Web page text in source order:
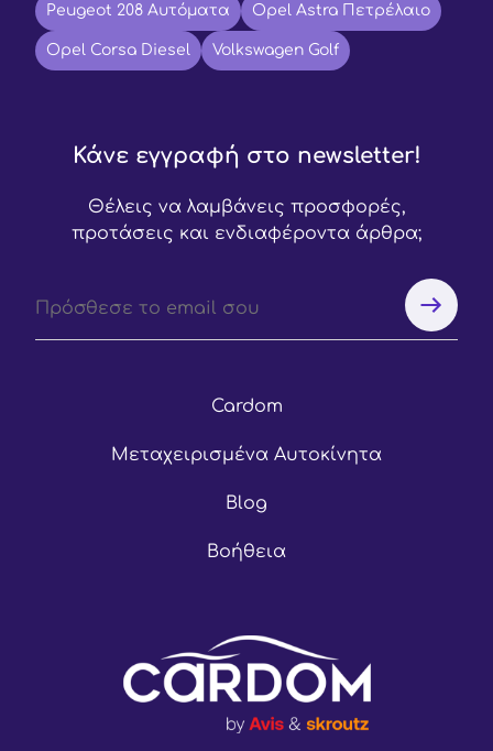
Peugeot 208 Αυτόματα Opel Astra Πετρέλαιο
Opel Corsa Diesel Volkswagen Golf
Κάνε εγγραφή στο newsletter!
Θέλεις να λαμβάνεις προσφορές,
προτάσεις και ενδιαφέροντα άρθρα;
Cardom
Μεταχειρισμένα Αυτοκίνητα
Blog
Βοήθεια